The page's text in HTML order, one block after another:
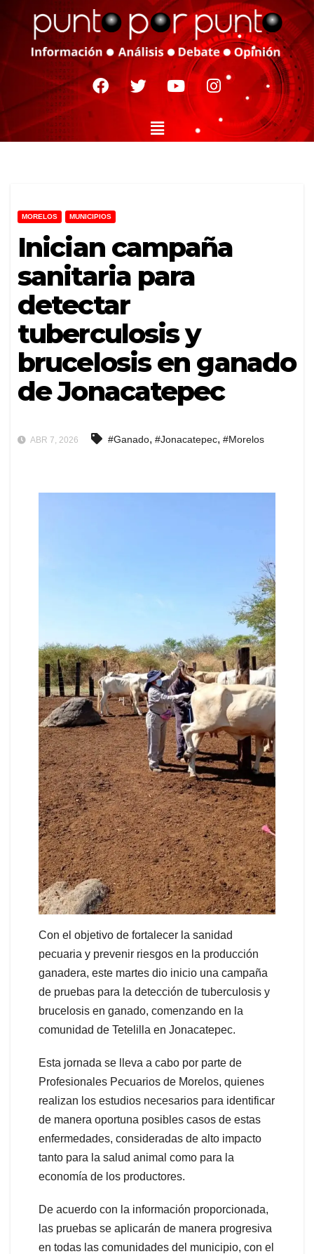
MORELOS MUNICIPIOS
Inician campaña
sanitaria para
detectar
tuberculosis y
brucelosis en ganado
de Jonacatepec
ABR 7, 2026 #Ganado, #Jonacatepec, #Morelos
Con el objetivo de fortalecer la sanidad
pecuaria y prevenir riesgos en la producción
ganadera, este martes dio inicio una campaña
de pruebas para la detección de tuberculosis y
brucelosis en ganado, comenzando en la
comunidad de Tetelilla en Jonacatepec.
Esta jornada se lleva a cabo por parte de
Profesionales Pecuarios de Morelos, quienes
realizan los estudios necesarios para identificar
de manera oportuna posibles casos de estas
enfermedades, consideradas de alto impacto
tanto para la salud animal como para la
economía de los productores.
De acuerdo con la información proporcionada,
las pruebas se aplicarán de manera progresiva
en todas las comunidades del municipio, con el